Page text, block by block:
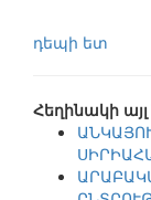
դեպի ետ
Հեղինակի այլ